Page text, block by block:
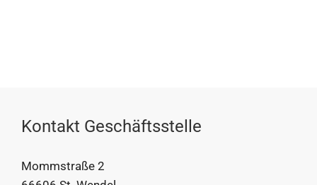
Kontakt Geschäftsstelle
Mommstraße 2